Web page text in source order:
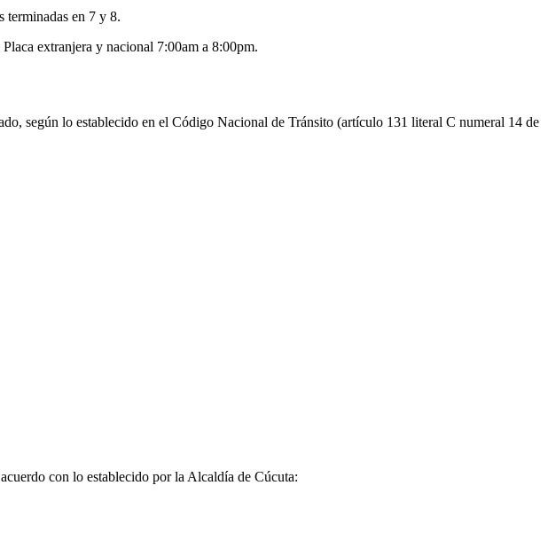
terminadas en 7 y 8.
extranjera y nacional 7:00am a 8:00pm.
según lo establecido en el Código Nacional de Tránsito (artículo 131 literal C numeral 14 de
con lo establecido por la Alcaldía de Cúcuta: